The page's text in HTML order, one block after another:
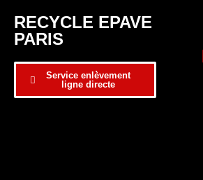
RECYCLE EPAVE
PARIS
Service enlèvement
ligne directe